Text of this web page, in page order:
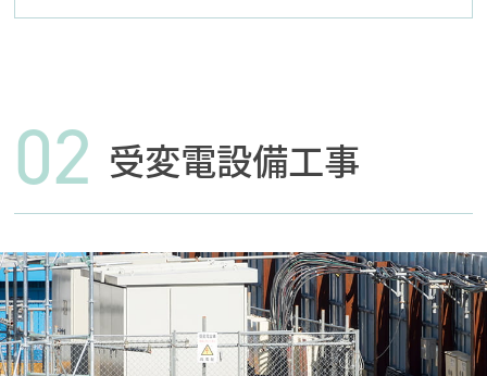
02 受変電設備工事